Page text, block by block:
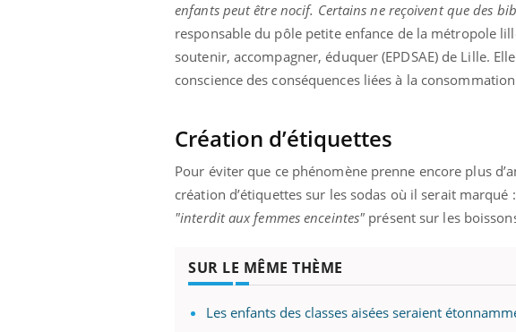
enfants peut être nocif. Certains ne reçoivent que des
responsable du pôle petite enfance de la métropole
soutenir, accompagner, éduquer (EPDSAE) de Lille.
conscience des conséquences liées à la
Création d’étiquettes
Pour éviter que ce phénomène prenne encore plus
création d’étiquettes sur les sodas où il serait marqué :
"interdit aux femmes enceintes" présent sur les
SUR LE MÊME THÈME
Les enfants des classes aisées seraient